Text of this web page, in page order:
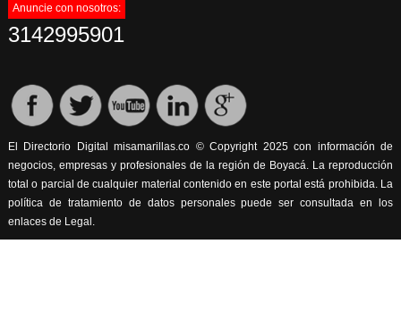
Anuncie con nosotros:
3142995901
El Directorio Digital misamarillas.co © Copyright 2025 con información de
negocios, empresas y profesionales de la región de Boyacá. La reproducción
total o parcial de cualquier material contenido en este portal está prohibida. La
política de tratamiento de datos personales puede ser consultada en los
enlaces de Legal.